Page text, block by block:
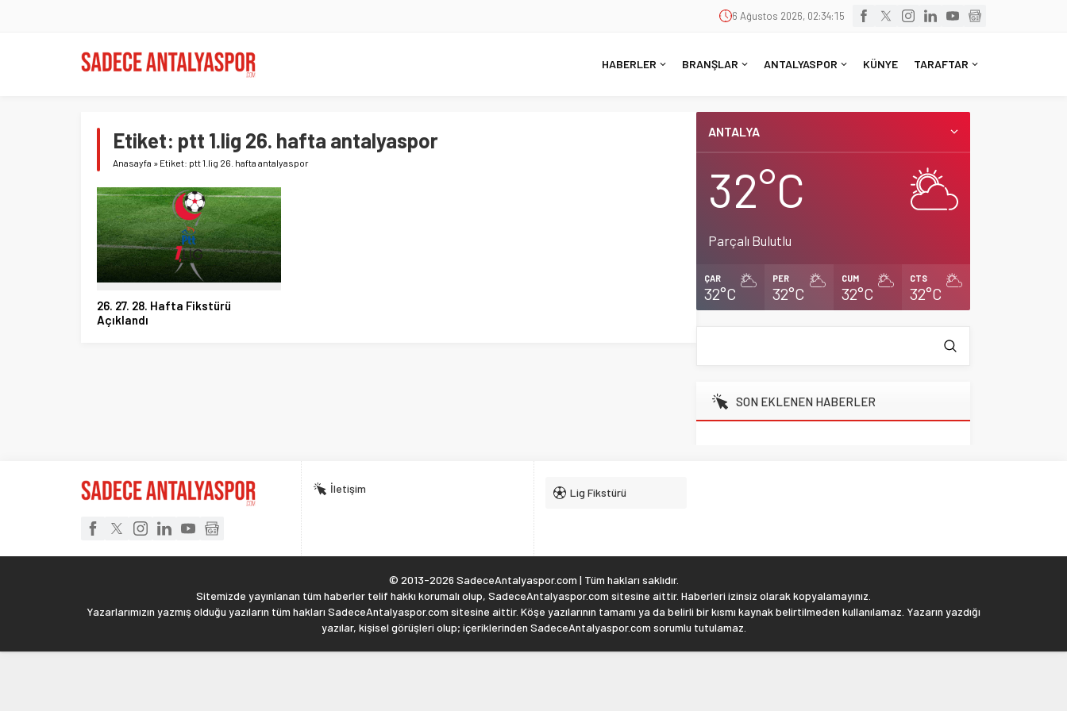
6 Ağustos 2026, 02:34:16
HABERLER BRANŞLAR ANTALYASPOR KÜNYE TARAFTAR
Etiket: ptt 1.lig 26. hafta antalyaspor
Anasayfa » Etiket: ptt 1.lig 26. hafta antalyaspor
26. 27. 28. Hafta Fikstürü
Açıklandı
ANTALYA
32°C
Parçalı Bulutlu
ÇAR
32°C
PER
32°C
CUM
32°C
CTS
32°C
SON EKLENEN HABERLER
İletişim Lig Fikstürü
© 2013-2026 SadeceAntalyaspor.com | Tüm hakları saklıdır.
Sitemizde yayınlanan tüm haberler telif hakkı korumalı olup, SadeceAntalyaspor.com sitesine aittir. Haberleri izinsiz olarak kopyalamayınız.
Yazarlarımızın yazmış olduğu yazıların tüm hakları SadeceAntalyaspor.com sitesine aittir. Köşe yazılarının tamamı ya da belirli bir kısmı kaynak belirtilmeden kullanılamaz. Yazarın yazdığı
yazılar, kişisel görüşleri olup; içeriklerinden SadeceAntalyaspor.com sorumlu tutulamaz.